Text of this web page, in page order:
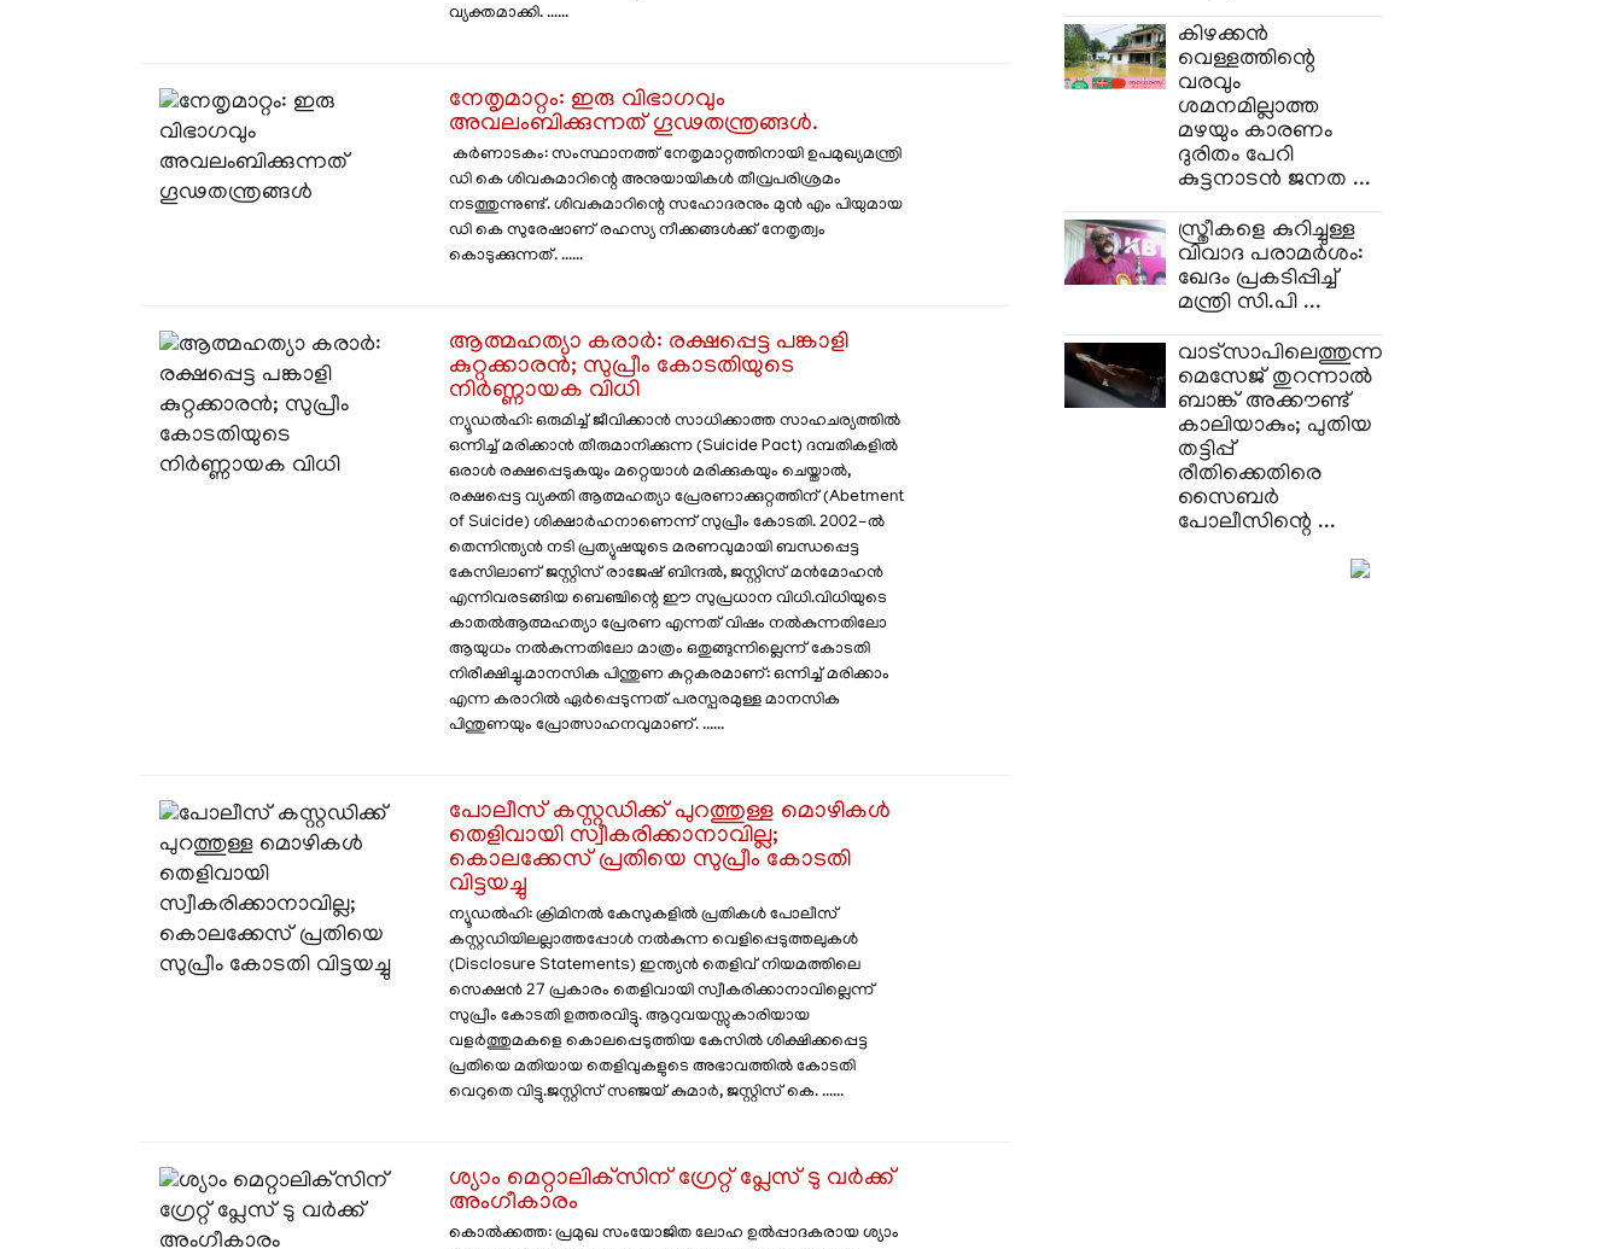
വ്യക്തമാക്കി. ......
നേതൃമാറ്റം: ഇരു വിഭാഗവും
അവലംബിക്കുന്നത് ഗൂഢതന്ത്രങ്ങൾ.
കർണാടകം: സംസ്ഥാനത്ത് നേതൃമാറ്റത്തിനായി ഉപമുഖ്യമന്ത്രി
ഡി കെ ശിവകുമാറിന്റെ അനുയായികൾ തീവ്രപരിശ്രമം
നടത്തുന്നുണ്ട്. ശിവകുമാറിന്റെ സഹോദരനും മുൻ എം പിയുമായ
ഡി കെ സുരേഷാണ് രഹസ്യ നീക്കങ്ങൾക്ക് നേതൃത്വം
കൊടുക്കുന്നത്. ......
ആത്മഹത്യാ കരാർ: രക്ഷപ്പെട്ട പങ്കാളി
കുറ്റക്കാരൻ; സുപ്രീം കോടതിയുടെ
നിർണ്ണായക വിധി
ന്യൂഡൽഹി: ഒരുമിച്ച് ജീവിക്കാൻ സാധിക്കാത്ത സാഹചര്യത്തിൽ
ഒന്നിച്ച് മരിക്കാൻ തീരുമാനിക്കുന്ന (Suicide Pact) ദമ്പതികളിൽ
ഒരാൾ രക്ഷപ്പെടുകയും മറ്റെയാൾ മരിക്കുകയും ചെയ്താൽ,
രക്ഷപ്പെട്ട വ്യക്തി ആത്മഹത്യാ പ്രേരണാക്കുറ്റത്തിന് (Abetment
of Suicide) ശിക്ഷാർഹനാണെന്ന് സുപ്രീം കോടതി. 2002-ൽ
തെന്നിന്ത്യൻ നടി പ്രത്യുഷയുടെ മരണവുമായി ബന്ധപ്പെട്ട
കേസിലാണ് ജസ്റ്റിസ് രാജേഷ് ബിന്ദൽ, ജസ്റ്റിസ് മൻമോഹൻ
എന്നിവരടങ്ങിയ ബെഞ്ചിന്റെ ഈ സുപ്രധാന വിധി. ​വിധിയുടെ
കാതൽ ​ആത്മഹത്യാ പ്രേരണ എന്നത് വിഷം നൽകുന്നതിലോ
ആയുധം നൽകുന്നതിലോ മാത്രം ഒതുങ്ങുന്നില്ലെന്ന് കോടതി
നിരീക്ഷിച്ചു. ​മാനസിക പിന്തുണ കുറ്റകരമാണ്: ഒന്നിച്ച് മരിക്കാം
എന്ന കരാറിൽ ഏർപ്പെടുന്നത് പരസ്പരമുള്ള മാനസിക
പിന്തുണയും പ്രോത്സാഹനവുമാണ്. ......
പോലീസ് കസ്റ്റഡിക്ക് പുറത്തുള്ള മൊഴികൾ
തെളിവായി സ്വീകരിക്കാനാവില്ല;
കൊലക്കേസ് പ്രതിയെ സുപ്രീം കോടതി
വിട്ടയച്ചു
ന്യൂഡൽഹി: ക്രിമിനൽ കേസുകളിൽ പ്രതികൾ പോലീസ്
കസ്റ്റഡിയിലല്ലാത്തപ്പോൾ നൽകുന്ന വെളിപ്പെടുത്തലുകൾ
(Disclosure Statements) ഇന്ത്യൻ തെളിവ് നിയമത്തിലെ
സെക്ഷൻ 27 പ്രകാരം തെളിവായി സ്വീകരിക്കാനാവില്ലെന്ന്
സുപ്രീം കോടതി ഉത്തരവിട്ടു. ആറുവയസ്സുകാരിയായ
വളർത്തുമകളെ കൊലപ്പെടുത്തിയ കേസിൽ ശിക്ഷിക്കപ്പെട്ട
പ്രതിയെ മതിയായ തെളിവുകളുടെ അഭാവത്തിൽ കോടതി
വെറുതെ വിട്ടു. ​ജസ്റ്റിസ് സഞ്ജയ് കുമാർ, ജസ്റ്റിസ് കെ. ......
ശ്യാം മെറ്റാലിക്‌സിന് ഗ്രേറ്റ് പ്ലേസ് ടു വർക്ക്
അംഗീകാരം
കൊൽക്കത്ത: പ്രമുഖ സംയോജിത ലോഹ ഉൽപ്പാദകരായ ശ്യാം
കിഴക്കൻ
വെള്ളത്തിന്റെ
വരവും
ശമനമില്ലാത്ത
മഴയും കാരണം
ദുരിതം പേറി
കുട്ടനാടൻ ജനത ...
സ്ത്രീകളെ കുറിച്ചുള്ള
വിവാദ പരാമർശം:
ഖേദം പ്രകടിപ്പിച്ച്
മന്ത്രി സി.പി ...
വാട്സാപിലെത്തുന്ന
മെസേജ് തുറന്നാൽ
ബാങ്ക് അക്കൗണ്ട്
കാലിയാകും; പുതിയ
തട്ടിപ്പ്
രീതിക്കെതിരെ
സൈബർ
പോലീസിന്റെ ...